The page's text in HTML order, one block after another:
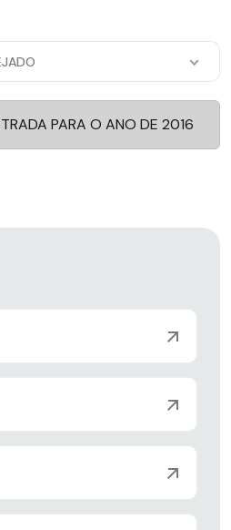
PARA O ANO DE 2016